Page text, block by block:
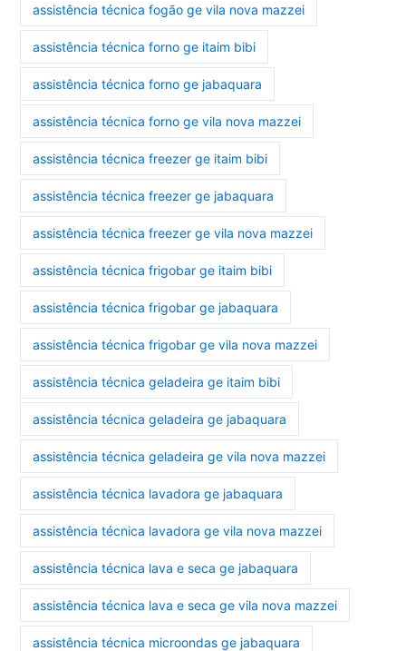
assistência técnica fogão ge vila nova mazzei
assistência técnica forno ge itaim bibi
assistência técnica forno ge jabaquara
assistência técnica forno ge vila nova mazzei
assistência técnica freezer ge itaim bibi
assistência técnica freezer ge jabaquara
assistência técnica freezer ge vila nova mazzei
assistência técnica frigobar ge itaim bibi
assistência técnica frigobar ge jabaquara
assistência técnica frigobar ge vila nova mazzei
assistência técnica geladeira ge itaim bibi
assistência técnica geladeira ge jabaquara
assistência técnica geladeira ge vila nova mazzei
assistência técnica lavadora ge jabaquara
assistência técnica lavadora ge vila nova mazzei
assistência técnica lava e seca ge jabaquara
assistência técnica lava e seca ge vila nova mazzei
assistência técnica microondas ge jabaquara